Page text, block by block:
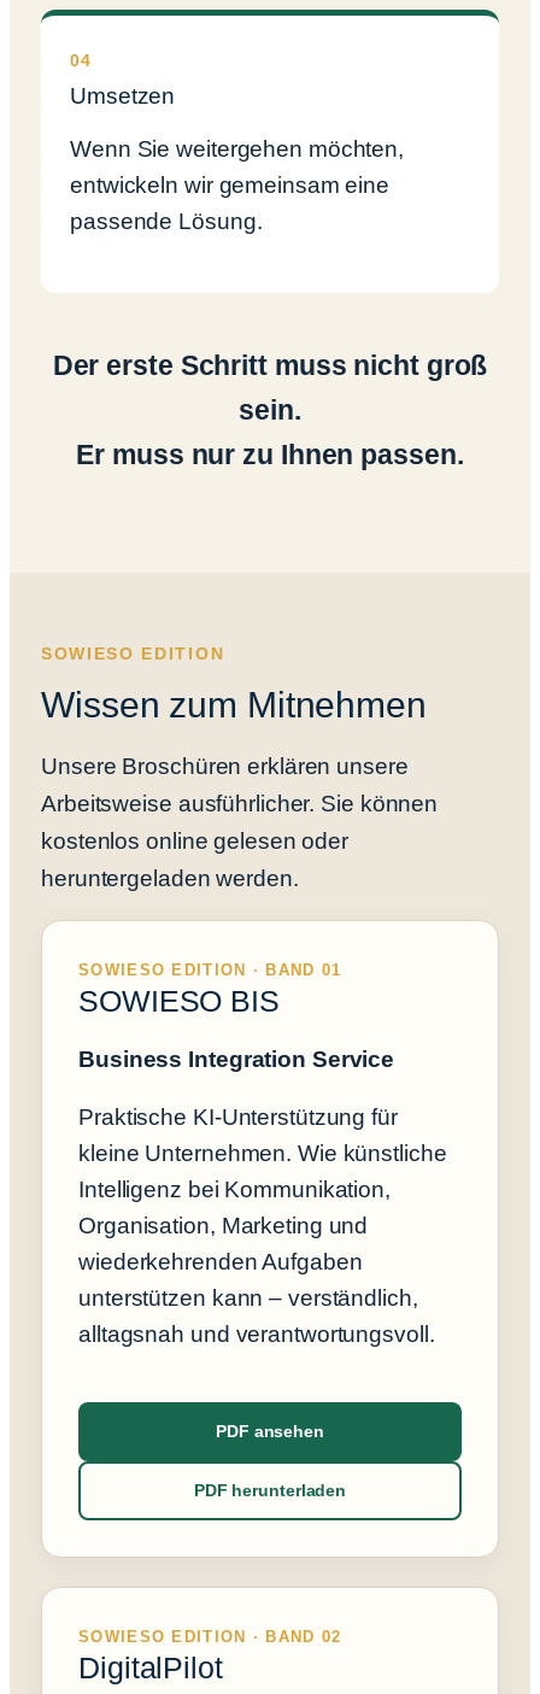
04
Umsetzen
Wenn Sie weitergehen möchten,
entwickeln wir gemeinsam eine
passende Lösung.
Der erste Schritt muss nicht groß
sein.
Er muss nur zu Ihnen passen.
SOWIESO EDITION
Wissen zum Mitnehmen
Unsere Broschüren erklären unsere
Arbeitsweise ausführlicher. Sie können
kostenlos online gelesen oder
heruntergeladen werden.
SOWIESO EDITION · BAND 01
SOWIESO BIS
Business Integration Service
Praktische KI-Unterstützung für
kleine Unternehmen. Wie künstliche
Intelligenz bei Kommunikation,
Organisation, Marketing und
wiederkehrenden Aufgaben
unterstützen kann – verständlich,
alltagsnah und verantwortungsvoll.
PDF ansehen
PDF herunterladen
SOWIESO EDITION · BAND 02
DigitalPilot